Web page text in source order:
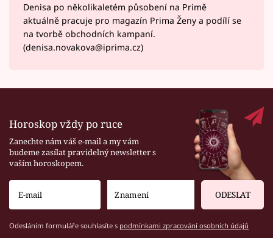
Denisa po několikaletém působení na Primě
aktuálně pracuje pro magazín Prima Ženy a podílí se
na tvorbě obchodních kampaní.
(denisa.novakova@iprima.cz)
Horoskop vždy po ruce
Zanechte nám váš e-mail a my vám
budeme zasílat pravidelný newsletter s
vaším horoskopem.
ODESLAT
Odesláním formuláře souhlasíte s podmínkami zpracování osobních údajů